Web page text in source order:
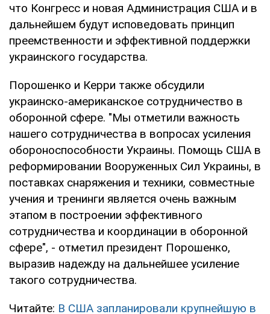
что Конгресс и новая Администрация США и в
дальнейшем будут исповедовать принцип
преемственности и эффективной поддержки
украинского государства.
Порошенко и Керри также обсудили
украинско-американское сотрудничество в
оборонной сфере. "Мы отметили важность
нашего сотрудничества в вопросах усиления
обороноспособности Украины. Помощь США в
реформировании Вооруженных Сил Украины, в
поставках снаряжения и техники, совместные
учения и тренинги является очень важным
этапом в построении эффективного
сотрудничества и координации в оборонной
сфере", - отметил президент Порошенко,
выразив надежду на дальнейшее усиление
такого сотрудничества.
Читайте: В США запланировали крупнейшую в